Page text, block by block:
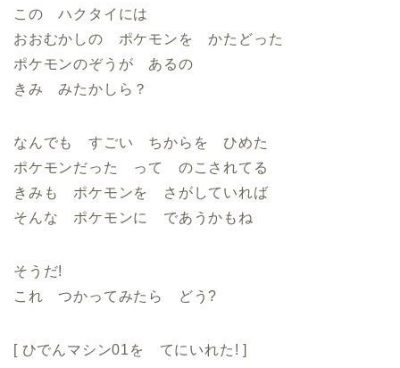
この ハクタイには
おおむかしの ポケモンを かたどった
ポケモンのぞうが あるの
きみ みたかしら？
なんでも すごい ちからを ひめた
ポケモンだった って のこされてる
きみも ポケモンを さがしていれば
そんな ポケモンに であうかもね
そうだ!
これ つかってみたら どう?
[ ひでんマシン01を てにいれた! ]